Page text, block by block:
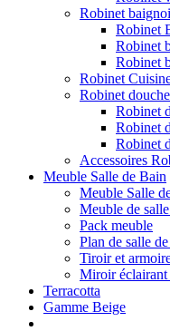
Robinet
Robinet
Robinet
Robinet
Robinet
Robinet douche
Robinet
Robinet
Robinet
Accessoires
Meuble Salle de Bain
Meuble Salle
Meuble de
Pack meuble
Plan de salle
Tiroir et
Miroir éclairant
Terracotta
Gamme Beige